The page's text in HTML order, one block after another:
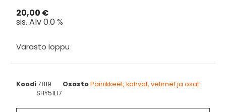
20,00 €
sis. Alv 0.0 %
Varasto loppu
Koodi7819 OsastoPainikkeet, kahvat, vetimet ja osat
SHY51L17